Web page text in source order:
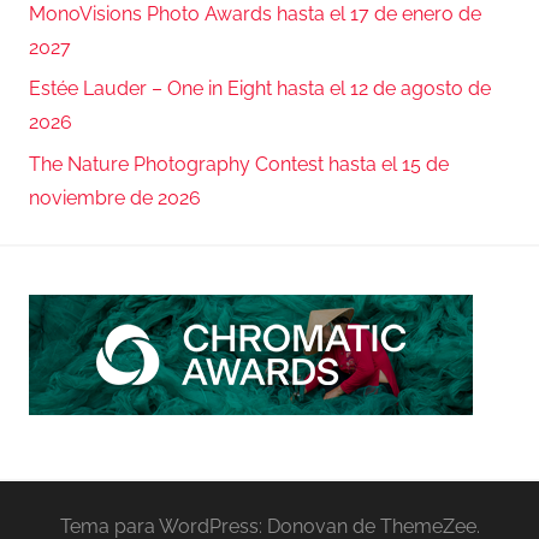
MonoVisions Photo Awards hasta el 17 de enero de
2027
Estée Lauder – One in Eight hasta el 12 de agosto de
2026
The Nature Photography Contest hasta el 15 de
noviembre de 2026
Tema para WordPress: Donovan de ThemeZee.